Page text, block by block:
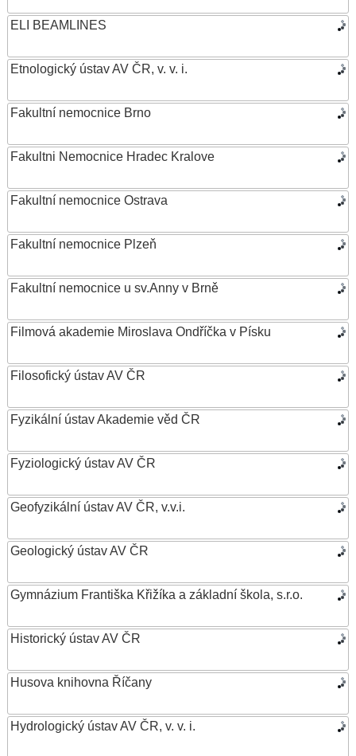
ELI BEAMLINES
Etnologický ústav AV ČR, v. v. i.
Fakultní nemocnice Brno
Fakultni Nemocnice Hradec Kralove
Fakultní nemocnice Ostrava
Fakultní nemocnice Plzeň
Fakultní nemocnice u sv.Anny v Brně
Filmová akademie Miroslava Ondříčka v Písku
Filosofický ústav AV ČR
Fyzikální ústav Akademie věd ČR
Fyziologický ústav AV ČR
Geofyzikální ústav AV ČR, v.v.i.
Geologický ústav AV ČR
Gymnázium Františka Křižíka a základní škola, s.r.o.
Historický ústav AV ČR
Husova knihovna Říčany
Hydrologický ústav AV ČR, v. v. i.